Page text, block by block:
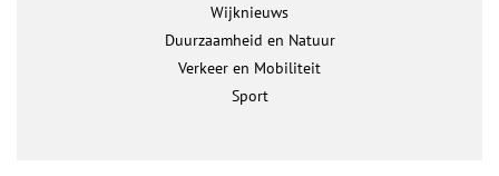
Wijknieuws
Duurzaamheid en Natuur
Verkeer en Mobiliteit
Sport